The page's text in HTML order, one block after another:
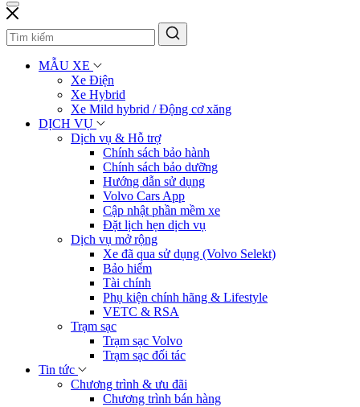
MẪU XE
Xe Điện
Xe Hybrid
Xe Mild hybrid / Động cơ xăng
DỊCH VỤ
Dịch vụ & Hỗ trợ
Chính sách bảo hành
Chính sách bảo dưỡng
Hướng dẫn sử dụng
Volvo Cars App
Cập nhật phần mềm xe
Đặt lịch hẹn dịch vụ
Dịch vụ mở rộng
Xe đã qua sử dụng (Volvo Selekt)
Bảo hiểm
Tài chính
Phụ kiện chính hãng & Lifestyle
VETC & RSA
Trạm sạc
Trạm sạc Volvo
Trạm sạc đối tác
Tin tức
Chương trình & ưu đãi
Chương trình bán hàng